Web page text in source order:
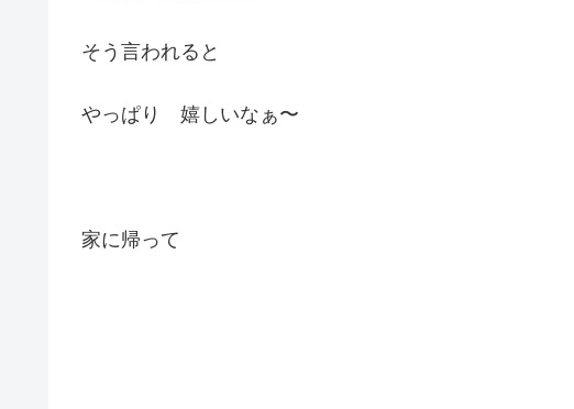
そう言われると
やっぱり 嬉しいなぁ〜
家に帰って